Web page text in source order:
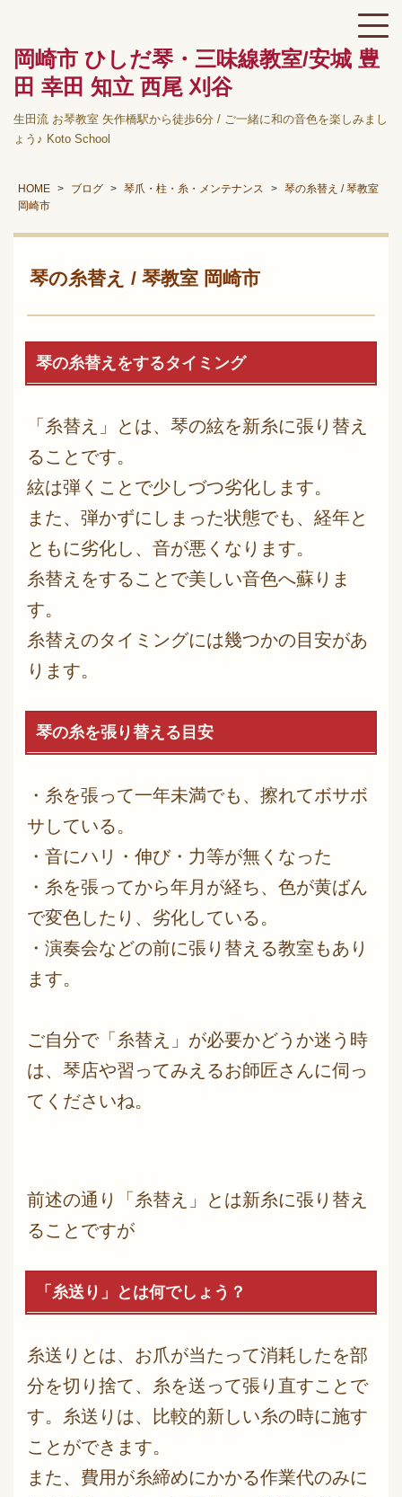
岡崎市 ひしだ琴・三味線教室/安城 豊
田 幸田 知立 西尾 刈谷
生田流 お琴教室 矢作橋駅から徒歩6分 / ご一緒に和の音色を楽しみまし
ょう♪ Koto School
HOME ブログ 琴爪・柱・糸・メンテナンス
琴の糸替え / 琴教室
岡崎市
琴の糸替え / 琴教室 岡崎市
琴の糸替えをするタイミング
「糸替え」とは、琴の絃を新糸に張り替え
ることです。
絃は弾くことで少しづつ劣化します。
また、弾かずにしまった状態でも、経年と
ともに劣化し、音が悪くなります。
糸替えをすることで美しい音色へ蘇りま
す。
糸替えのタイミングには幾つかの目安があ
ります。
琴の糸を張り替える目安
・糸を張って一年未満でも、擦れてボサボ
サしている。
・音にハリ・伸び・力等が無くなった
・糸を張ってから年月が経ち、色が黄ばん
で変色したり、劣化している。
・演奏会などの前に張り替える教室もあり
ます。
ご自分で「糸替え」が必要かどうか迷う時
は、琴店や習ってみえるお師匠さんに伺っ
てくださいね。
前述の通り「糸替え」とは新糸に張り替え
ることですが
「糸送り」とは何でしょう？
糸送りとは、お爪が当たって消耗したを部
分を切り捨て、糸を送って張り直すことで
す。糸送りは、比較的新しい糸の時に施す
ことができます。
また、費用が糸締めにかかる作業代のみに